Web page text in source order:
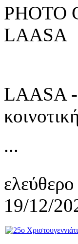
LAASA
LAASA -
...
ελεύθερο
19/12/